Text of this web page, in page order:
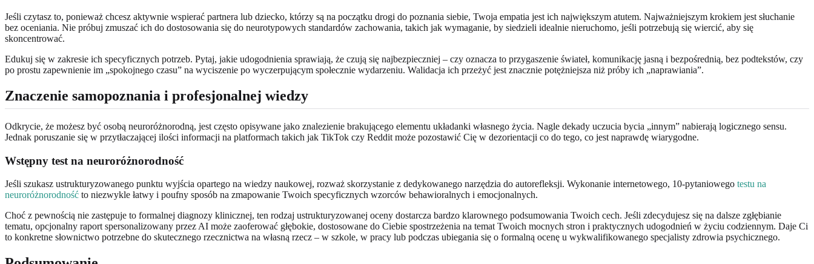
Jeśli czytasz to, ponieważ chcesz aktywnie wspierać partnera lub dziecko, którzy są na początku drogi do poznania siebie, Twoja empatia jest ich największym atutem. Najważniejszym krokiem jest słuchanie
bez oceniania. Nie próbuj zmuszać ich do dostosowania się do neurotypowych standardów zachowania, takich jak wymaganie, by siedzieli idealnie nieruchomo, jeśli potrzebują się wiercić, aby się
skoncentrować.
Edukuj się w zakresie ich specyficznych potrzeb. Pytaj, jakie udogodnienia sprawiają, że czują się najbezpieczniej – czy oznacza to przygaszenie świateł, komunikację jasną i bezpośrednią, bez podtekstów, czy
po prostu zapewnienie im „spokojnego czasu” na wyciszenie po wyczerpującym społecznie wydarzeniu. Walidacja ich przeżyć jest znacznie potężniejsza niż próby ich „naprawiania”.
Znaczenie samopoznania i profesjonalnej wiedzy
Odkrycie, że możesz być osobą neuroróżnorodną, jest często opisywane jako znalezienie brakującego elementu układanki własnego życia. Nagle dekady uczucia bycia „innym” nabierają logicznego sensu.
Jednak poruszanie się w przytłaczającej ilości informacji na platformach takich jak TikTok czy Reddit może pozostawić Cię w dezorientacji co do tego, co jest naprawdę wiarygodne.
Wstępny test na neuroróżnorodność
Jeśli szukasz ustrukturyzowanego punktu wyjścia opartego na wiedzy naukowej, rozważ skorzystanie z dedykowanego narzędzia do autorefleksji. Wykonanie internetowego, 10-pytaniowego testu na
neuroróżnorodność to niezwykle łatwy i poufny sposób na zmapowanie Twoich specyficznych wzorców behawioralnych i emocjonalnych.
Choć z pewnością nie zastępuje to formalnej diagnozy klinicznej, ten rodzaj ustrukturyzowanej oceny dostarcza bardzo klarownego podsumowania Twoich cech. Jeśli zdecydujesz się na dalsze zgłębianie
tematu, opcjonalny raport spersonalizowany przez AI może zaoferować głębokie, dostosowane do Ciebie spostrzeżenia na temat Twoich mocnych stron i praktycznych udogodnień w życiu codziennym. Daje Ci
to konkretne słownictwo potrzebne do skutecznego rzecznictwa na własną rzecz – w szkole, w pracy lub podczas ubiegania się o formalną ocenę u wykwalifikowanego specjalisty zdrowia psychicznego.